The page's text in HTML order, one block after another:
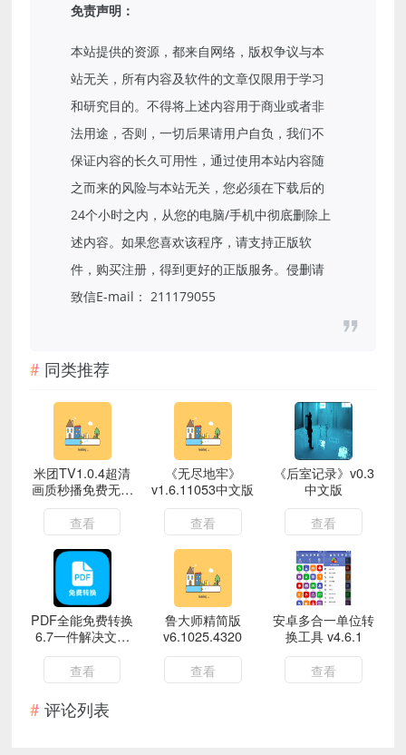
免责声明：
本站提供的资源，都来自网络，版权争议与本
站无关，所有内容及软件的文章仅限用于学习
和研究目的。不得将上述内容用于商业或者非
法用途，否则，一切后果请用户自负，我们不
保证内容的长久可用性，通过使用本站内容随
之而来的风险与本站无关，您必须在下载后的
24个小时之内，从您的电脑/手机中彻底删除上
述内容。如果您喜欢该程序，请支持正版软
件，购买注册，得到更好的正版服务。侵删请
致信E-mail： 211179055
同类推荐
米团TV1.0.4超清
画质秒播免费无广
告
查看
《无尽地牢》
v1.6.11053中文版
查看
《后室记录》v0.3
中文版
查看
PDF全能免费转换
6.7一件解决文档
格式问题
查看
鲁大师精简版
v6.1025.4320
查看
安卓多合一单位转
换工具 v4.6.1
查看
评论列表